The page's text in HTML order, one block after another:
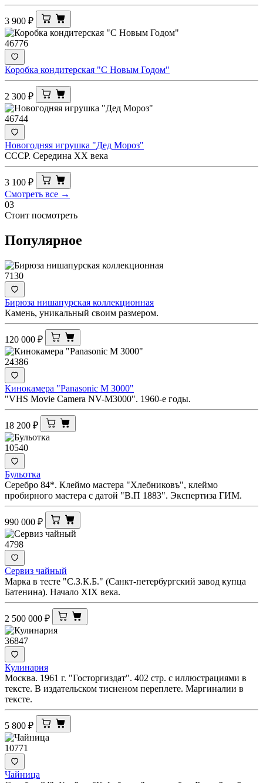
3 900 ₽
46776
Коробка кондитерская "С Новым Годом"
2 300 ₽
46744
Новогодняя игрушка "Дед Мороз"
СССР. Середина ХХ века
3 100 ₽
Смотреть все →
03
Стоит посмотреть
Популярное
7130
Бирюза нишапурская коллекционная
Камень, уникальный своим размером.
120 000 ₽
24386
Кинокамера "Panasonic M 3000"
"VHS Movie Camera NV-M3000". 1960-е годы.
18 200 ₽
10540
Бульотка
Серебро 84*. Клеймо мастера "Хлебниковъ", клеймо
пробирного мастера с датой "В.П 1883". Экспертиза ГИМ.
990 000 ₽
4798
Сервиз чайный
Марка в тесте "С.З.К.Б." (Санкт-петербургский завод купца
Батенина). Начало XIX века.
2 500 000 ₽
36847
Кулинария
Москва. 1961 г. "Госторгиздат". 402 стр. с иллюстрациями в
тексте. В издательском тисненом переплете. Маргиналии в
тексте.
5 800 ₽
10771
Чайница